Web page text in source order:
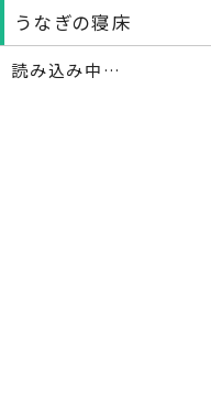
うなぎの寝床
読み込み中…